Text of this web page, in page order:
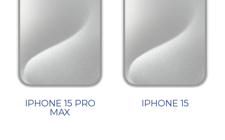
IPHONE 15 PRO
MAX
IPHONE 15